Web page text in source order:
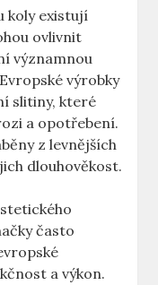
koly existují
ovlivnit
významnou
výrobky
slitiny, které
a opotřebení.
z levnějších
dlouhověkost.
často
a výkon.